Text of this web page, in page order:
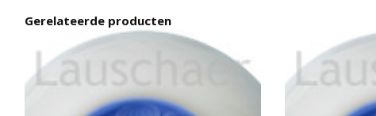
Gerelateerde producten